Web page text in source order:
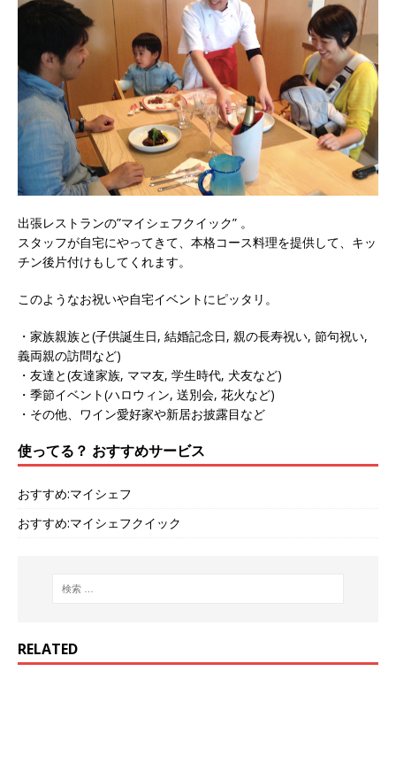
出張レストランの”マイシェフクイック” 。
スタッフが自宅にやってきて、本格コース料理を提供して、キッ
チン後片付けもしてくれます。
このようなお祝いや自宅イベントにピッタリ。
・家族親族と(子供誕生日, 結婚記念日, 親の長寿祝い, 節句祝い,
義両親の訪問など)
・友達と(友達家族, ママ友, 学生時代, 犬友など)
・季節イベント(ハロウィン, 送別会, 花火など)
・その他、ワイン愛好家や新居お披露目など
使ってる？ おすすめサービス
おすすめ:マイシェフ
おすすめ:マイシェフクイック
RELATED